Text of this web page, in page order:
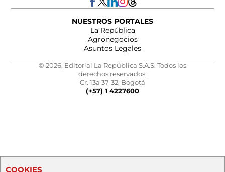
NUESTROS PORTALES
La República
Agronegocios
Asuntos Legales
© 2026, Editorial La República S.A.S. Todos los
derechos reservados.
Cr. 13a 37-32, Bogotá
(+57) 1 4227600
COOKIES